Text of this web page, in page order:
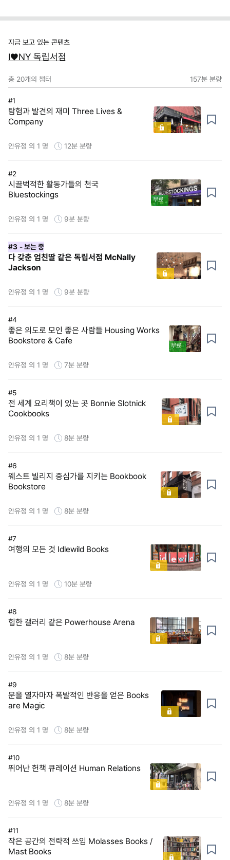
지금 보고 있는 콘텐츠
I♥NY 독립서점
총 20개의 챕터 157분 분량
#1
탐험과 발견의 재미 Three Lives &
Company
안유정 외 1 명 12분 분량
#2
시끌벅적한 활동가들의 천국
Bluestockings
무료
안유정 외 1 명 9분 분량
#3 - 보는 중
다 갖춘 엄친딸 같은 독립서점 McNally
Jackson
안유정 외 1 명 9분 분량
#4
좋은 의도로 모인 좋은 사람들 Housing Works
Bookstore & Cafe
무료
안유정 외 1 명 7분 분량
#5
전 세계 요리책이 있는 곳 Bonnie Slotnick
Cookbooks
안유정 외 1 명 8분 분량
#6
웨스트 빌리지 중심가를 지키는 Bookbook
Bookstore
안유정 외 1 명 8분 분량
#7
여행의 모든 것 Idlewild Books
안유정 외 1 명 10분 분량
#8
힙한 갤러리 같은 Powerhouse Arena
안유정 외 1 명 8분 분량
#9
문을 열자마자 폭발적인 반응을 얻은 Books
are Magic
안유정 외 1 명 8분 분량
#10
뛰어난 헌책 큐레이션 Human Relations
안유정 외 1 명 8분 분량
#11
작은 공간의 전략적 쓰임 Molasses Books /
Mast Books